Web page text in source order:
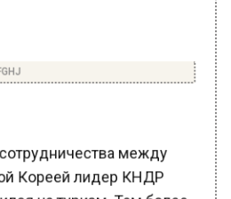
Кореей лидер КНДР
на туризм. Тем более